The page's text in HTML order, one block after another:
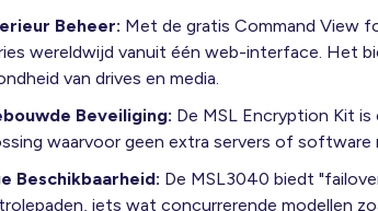
Beheer: Met de gratis Command View
wereldwijd vanuit één web-interface. Het
van drives en media.
Beveiliging: De MSL Encryption Kit is
waarvoor geen extra servers of software
Beschikbaarheid: De MSL3040 biedt
iets wat concurrerende modellen